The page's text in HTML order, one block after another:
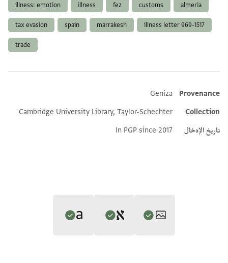
almeria
customs
fez
illness
illness: emotion
illness letter 969-1517
marrakesh
spain
tax evasion
trade
Additional metadata
Provenance
Geniza
Collection
Cambridge University Library, Taylor-Schechter
تاريخ الإدخال
In PGP since 2017